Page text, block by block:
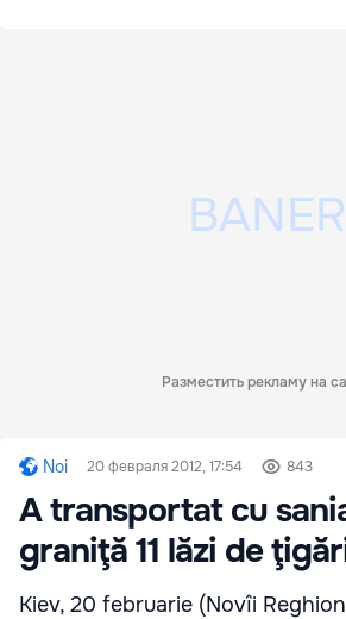
Разместить рекламу на
Noi 20 февраля 2012, 17:54 843
A transportat cu
graniţă 11 lăzi de
Kiev, 20 februarie (Novîi